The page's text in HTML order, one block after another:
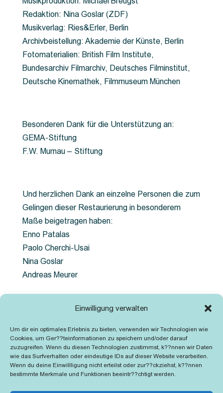
Einwilligung verwalten
Um dir ein optimales Erlebnis zu bieten, verwenden wir Technologien wie
Cookies, um Ger??teinformationen zu speichern und/oder darauf
zuzugreifen. Wenn du diesen Technologien zustimmst, k??nnen wir Daten
wie das Surfverhalten oder eindeutige IDs auf dieser Website verarbeiten.
Wenn du deine Einwillligung nicht erteilst oder zur??ckziehst, k??nnen
bestimmte Merkmale und Funktionen beeintr??chtigt werden.
Redaktion: Nina Goslar (ZDF)
Musikverlag: Ries&Erler, Berlin
Archivbeistellung: Akademie der Künste, Berlin
Fotomaterialien: British Film Institute,
Bundesarchiv Filmarchiv, Deutsches Filminstitut,
Deutsche Kinemathek, Filmmuseum München
Besonderen Dank für die Unterstützung an:
GEMA-Stiftung
F.W. Murnau – Stiftung
Und herzlichen Dank an einzelne Personen die zum
Gelingen dieser Restaurierung in besonderem
Maße beigetragen haben:
Enno Patalas
Paolo Cherchi-Usai
Nina Goslar
Andreas Meurer
ALPHA-OMEGA digital
WDR und ZDF in Zusammenarbeit mit ARTE
2011